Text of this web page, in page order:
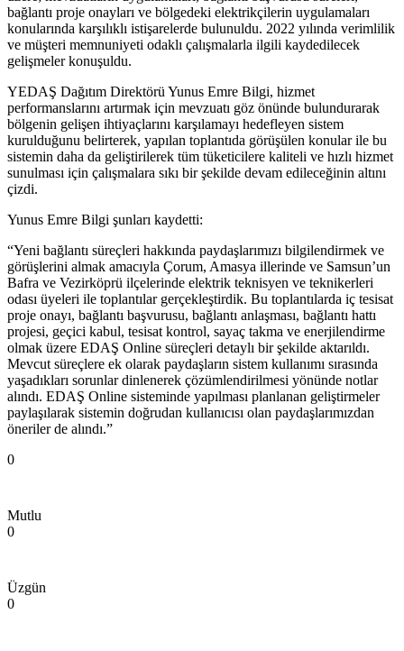
bağlantı proje onayları ve bölgedeki elektrikçilerin uygulamaları
konularında karşılıklı istişarelerde bulunuldu. 2022 yılında verimlilik
ve müşteri memnuniyeti odaklı çalışmalarla ilgili kaydedilecek
gelişmeler konuşuldu.
YEDAŞ Dağıtım Direktörü Yunus Emre Bilgi, hizmet
performanslarını artırmak için mevzuatı göz önünde bulundurarak
bölgenin gelişen ihtiyaçlarını karşılamayı hedefleyen sistem
kurulduğunu belirterek, yapılan toplantıda görüşülen konular ile bu
sistemin daha da geliştirilerek tüm tüketicilere kaliteli ve hızlı hizmet
sunulması için çalışmalara sıkı bir şekilde devam edileceğinin altını
çizdi.
Yunus Emre Bilgi şunları kaydetti:
“Yeni bağlantı süreçleri hakkında paydaşlarımızı bilgilendirmek ve
görüşlerini almak amacıyla Çorum, Amasya illerinde ve Samsun’un
Bafra ve Vezirköprü ilçelerinde elektrik teknisyen ve teknikerleri
odası üyeleri ile toplantılar gerçekleştirdik. Bu toplantılarda iç tesisat
proje onayı, bağlantı başvurusu, bağlantı anlaşması, bağlantı hattı
projesi, geçici kabul, tesisat kontrol, sayaç takma ve enerjilendirme
olmak üzere EDAŞ Online süreçleri detaylı bir şekilde aktarıldı.
Mevcut süreçlere ek olarak paydaşların sistem kullanımı sırasında
yaşadıkları sorunlar dinlenerek çözümlendirilmesi yönünde notlar
alındı. EDAŞ Online sisteminde yapılması planlanan geliştirmeler
paylaşılarak sistemin doğrudan kullanıcısı olan paydaşlarımızdan
öneriler de alındı.”
0
Mutlu
0
Üzgün
0